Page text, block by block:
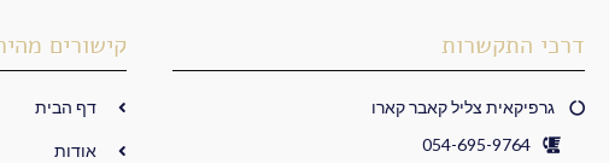
דרכי התקשרות
גרפיקאית צליל קאבר קארו
054-695-9764
קישורים
דף הבית
אודות